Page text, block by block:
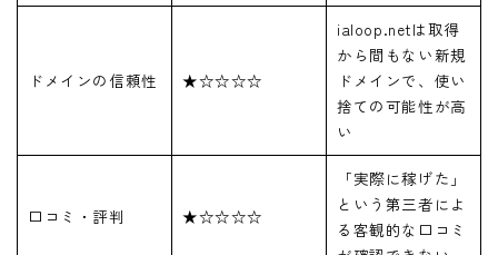
ドメインの信頼性 ★☆☆☆☆
ialoop.netは取得
から間もない新規
ドメインで、使い
捨ての可能性が高
い
口コミ・評判 ★☆☆☆☆
「実際に稼げた」
という第三者によ
る客観的な口コミ